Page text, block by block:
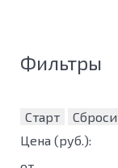
Фильтры
Старт
Цена (руб.):